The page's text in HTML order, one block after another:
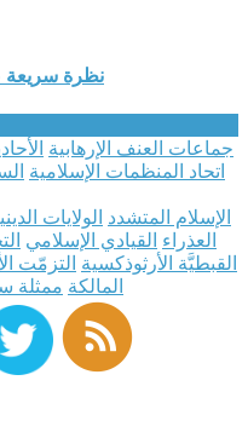
نظرة سريعة
جماعات العنف الإرهابية
اتحاد المنظمات الإسلامية
الإسلام المتشدد الولايات
العذراء القيادي الإسلامي
القبطيَّة الأرثوذكسية التزمّت
المالكة ممثلة